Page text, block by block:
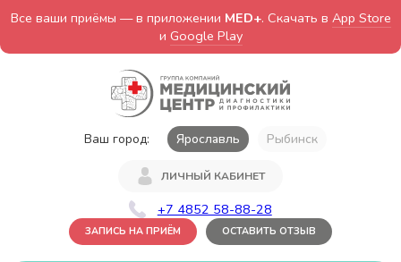
Все ваши приёмы — в приложении MED+. Скачать в App Store
и Google Play
Ваш город: Ярославль Рыбинск
ЛИЧНЫЙ КАБИНЕТ
+7 4852 58-88-28
ЗАПИСЬ НА ПРИЁМ ОСТАВИТЬ ОТЗЫВ